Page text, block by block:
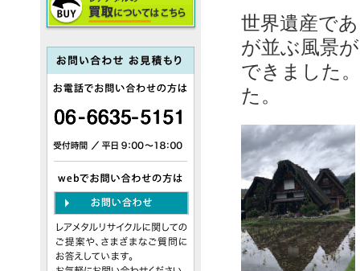
世界遺産で
が並ぶ風景
できました
た。